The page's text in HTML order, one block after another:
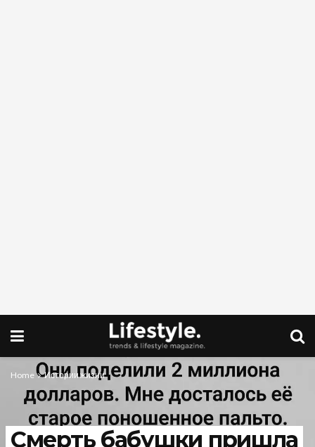
Home Истории жизни
Смерть бабушки пришла